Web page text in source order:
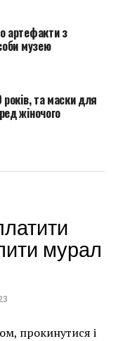
скульптура
680 до 950 кг, а
Ранее эта
в Лос-
Тайбэе,
крупных
артефакти з
музею
та маски для
жіночого
мурал
прокинутися і